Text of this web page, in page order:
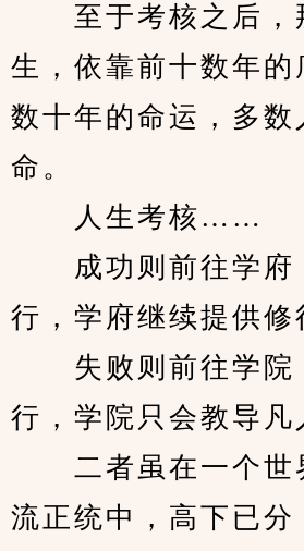
至于考核之后，
生，依靠前十数年的
数十年的命运，多数
命。
人生考核……
成功则前往学府
行，学府继续提供修
失败则前往学院
行，学院只会教导凡
二者虽在一个世
流正统中，高下已分